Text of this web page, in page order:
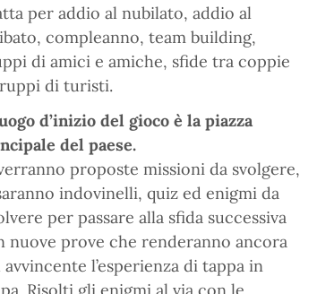
per addio al nubilato, addio al
compleanno, team building,
di amici e amiche, sfide tra coppie
di turisti.
d’inizio del gioco è la piazza
del paese.
proposte missioni da svolgere,
indovinelli, quiz ed enigmi da
per passare alla sfida successiva
nuove prove che renderanno ancora
l’esperienza di tappa in